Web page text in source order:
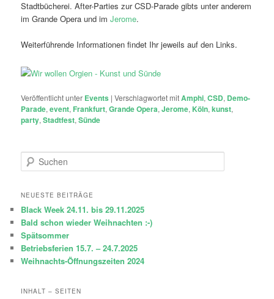
Stadtbücherei. After-Parties zur CSD-Parade gibts unter anderem
im Grande Opera und imJerome.
Weiterführende Informationen findet Ihr jeweils auf den Links.
Veröffentlicht unter Events |Verschlagwortet mitAmphi,CSD, Demo-
Parade,event, Frankfurt,Grande Opera,Jerome, Köln,kunst,
party,Stadtfest,Sünde
u
h
n
NEUESTE BEITRÄGE
Black Week 24.11. bis 29.11.2025
Bald schon wieder Weihnachten :-)
Spätsommer
Betriebsferien 15.7. – 24.7.2025
Weihnachts-Öffnungszeiten 2024
INHALT – SEITEN